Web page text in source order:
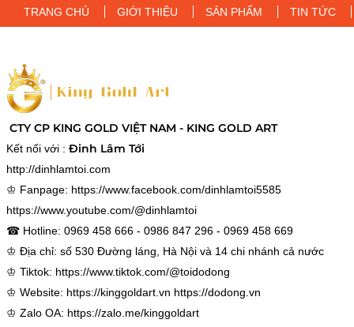
TRANG CHỦ GIỚI THIỆU SẢN PHẨM TIN TỨC
CTY CP KING GOLD VIỆT NAM - KING GOLD ART
Kết nối với : Đinh Lâm Tới
http://dinhlamtoi.com
♔ Fanpage: https://www.facebook.com/dinhlamtoi5585
https://www.youtube.com/@dinhlamtoi
☎ Hotline: 0969 458 666 - 0986 847 296 - 0969 458 669
♔ Địa chỉ: số 530 Đường láng, Hà Nội và 14 chi nhánh cả nước
♔ Tiktok: https://www.tiktok.com/@toidodong
♔ Website: https://kinggoldart.vn https://dodong.vn
♔ Zalo OA: https://zalo.me/kinggoldart